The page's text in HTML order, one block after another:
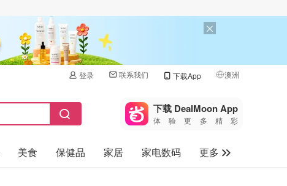
登录 联系我们 下载App 澳洲
🇺🇸
🇨🇳 中国
🇨🇦加拿大
下载 DealMoon App
体验更多精彩
美食 保健品 家居 家电数码
更多